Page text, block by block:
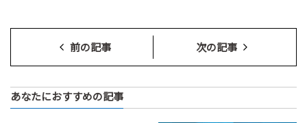
前の記事 次の記事
あなたにおすすめの記事